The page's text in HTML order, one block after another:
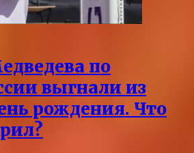
по
выгнали из
рождения. Что